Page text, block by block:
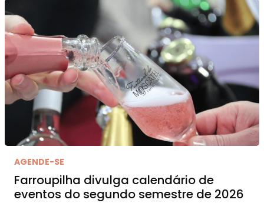
AGENDE-SE
Farroupilha divulga calendário de
eventos do segundo semestre de 2026